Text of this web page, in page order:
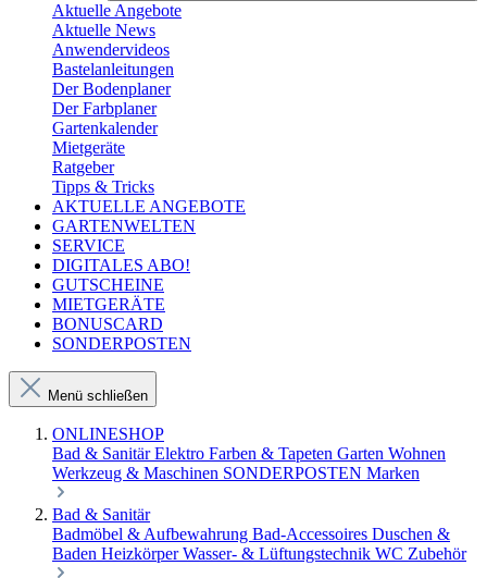
Aktuelle Angebote
Aktuelle News
Anwendervideos
Bastelanleitungen
Der Bodenplaner
Der Farbplaner
Gartenkalender
Mietgeräte
Ratgeber
Tipps & Tricks
AKTUELLE ANGEBOTE
GARTENWELTEN
SERVICE
DIGITALES ABO!
GUTSCHEINE
MIETGERÄTE
BONUSCARD
SONDERPOSTEN
Menü schließen
ONLINESHOP
Bad & SanitärElektro Farben & Tapeten Garten Wohnen
Werkzeug & Maschinen SONDERPOSTEN Marken
Bad & Sanitär
Badmöbel & Aufbewahrung Bad-Accessoires Duschen &
Baden HeizkörperWasser- & Lüftungstechnik WC Zubehör